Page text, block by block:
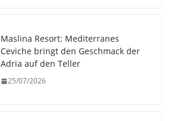
Maslina Resort: Mediterranes
Ceviche bringt den Geschmack der
Adria auf den Teller
25/07/2026